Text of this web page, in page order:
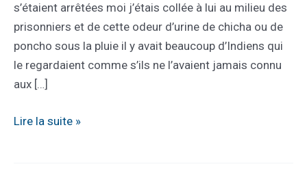
s’étaient arrêtées moi j’étais collée à lui au milieu des
prisonniers et de cette odeur d’urine de chicha ou de
poncho sous la pluie il y avait beaucoup d’Indiens qui
le regardaient comme s’ils ne l’avaient jamais connu
aux […]
La
Lire la suite »